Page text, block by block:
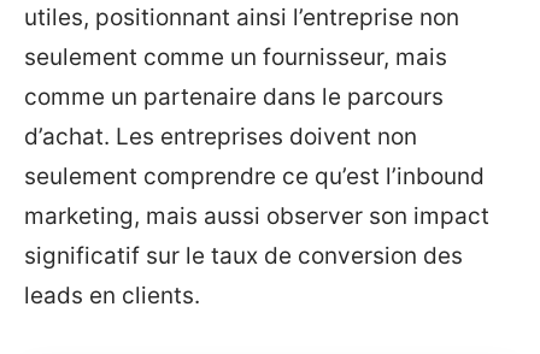
utiles, positionnant ainsi l’entreprise non
seulement comme un fournisseur, mais
comme un partenaire dans le parcours
d’achat. Les entreprises doivent non
seulement comprendre ce qu’est l’inbound
marketing, mais aussi observer son impact
significatif sur le taux de conversion des
leads en clients.